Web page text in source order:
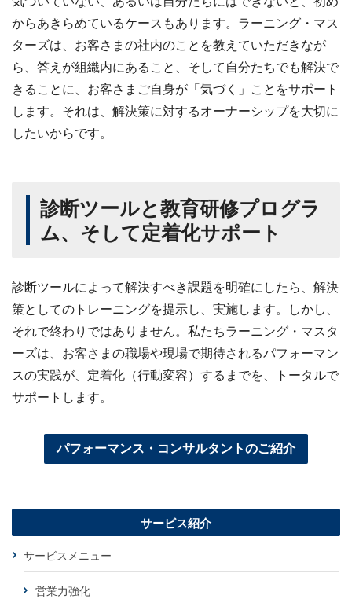
からあきらめているケースもあります。ラーニング・マス
ターズは、お客さまの社内のことを教えていただきなが
ら、答えが組織内にあること、そして自分たちでも解決で
きることに、お客さまご自身が「気づく」ことをサポート
します。それは、解決策に対するオーナーシップを大切に
したいからです。
診断ツールと教育研修プログラ
ム、 そして定着化サポート
診断ツールによって解決すべき課題を明確にしたら、解決
策としてのトレーニングを提示し、実施します。しかし、
それで終わりではありません。私たちラーニング・マスタ
ーズは、お客さまの職場や現場で期待されるパフォーマン
スの実践が、定着化（行動変容）するまでを、トータルで
サポートします。
パフォーマンス・コンサルタントのご紹介
サービス紹介
サービスメニュー
営業力強化